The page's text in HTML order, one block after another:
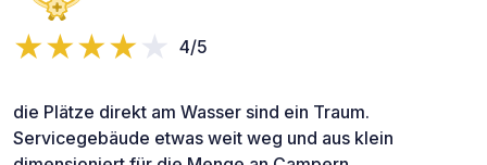
4/5
die Plätze direkt am Wasser sind ein Traum.
Servicegebäude etwas weit weg und aus klein